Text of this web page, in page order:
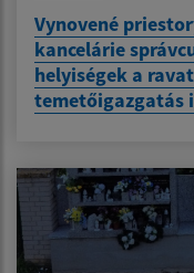
Vynovené
kancelárie
helyiségek a
temetőigazgatás